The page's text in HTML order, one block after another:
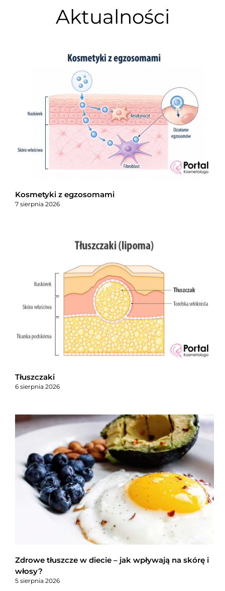
Aktualności
Kosmetyki z egzosomami
7 sierpnia 2026
Tłuszczaki
6 sierpnia 2026
Zdrowe tłuszcze w diecie – jak wpływają na skórę i
włosy?
5 sierpnia 2026